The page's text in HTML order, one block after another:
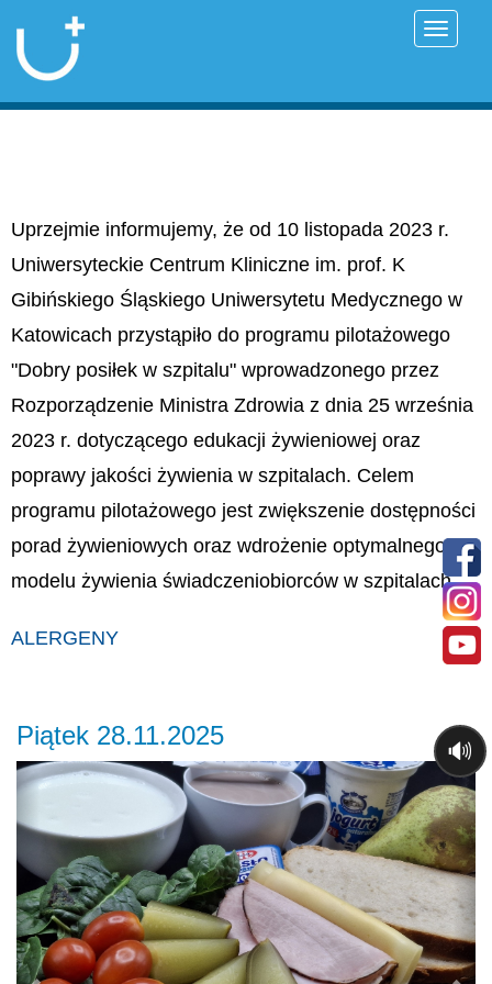
Uprzejmie informujemy, że od 10 listopada 2023 r.
Uniwersyteckie Centrum Kliniczne im. prof. K
Gibińskiego Śląskiego Uniwersytetu Medycznego w
Katowicach przystąpiło do programu pilotażowego
"Dobry posiłek w szpitalu" wprowadzonego przez
Rozporządzenie Ministra Zdrowia z dnia 25 września
2023 r. dotyczącego edukacji żywieniowej oraz
poprawy jakości żywienia w szpitalach. Celem
programu pilotażowego jest zwiększenie dostępności
porad żywieniowych oraz wdrożenie optymalnego
modelu żywienia świadczeniobiorców w szpitalach.
ALERGENY
Piątek 28.11.2025
Previous
🔊